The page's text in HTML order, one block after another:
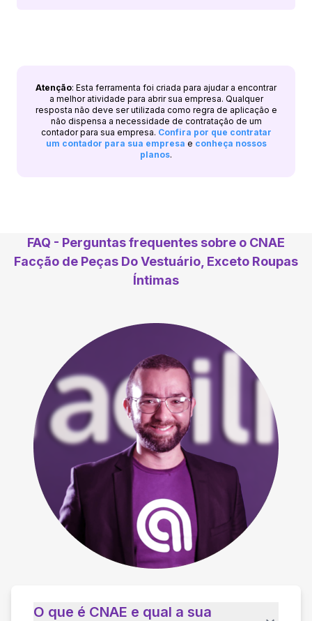
Atenção: Esta ferramenta foi criada para ajudar a encontrar
a melhor atividade para abrir sua empresa. Qualquer
resposta não deve ser utilizada como regra de aplicação e
não dispensa a necessidade de contratação de um
contador para sua empresa. Confira por que contratar
um contador para sua empresa e conheça nossos
planos.
FAQ - Perguntas frequentes sobre o CNAE
Facção de Peças Do Vestuário, Exceto Roupas
Íntimas
O que é CNAE e qual a sua